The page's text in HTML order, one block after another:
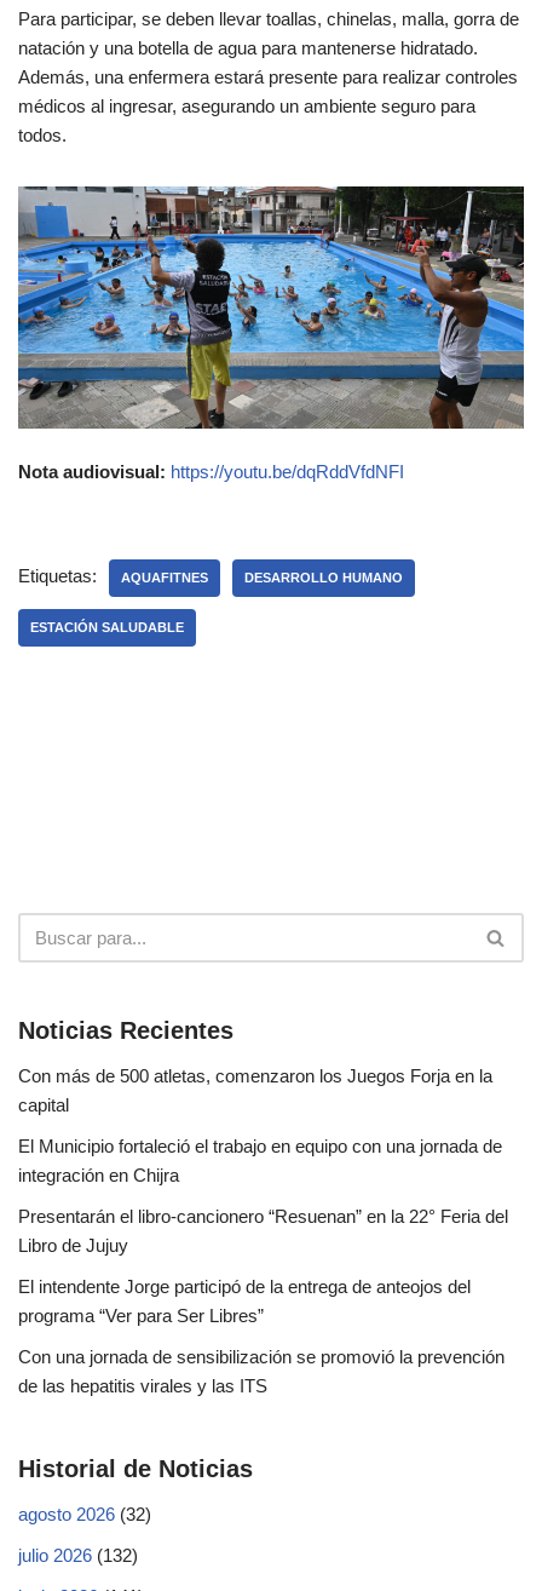
Para participar, se deben llevar toallas, chinelas, malla, gorra de
natación y una botella de agua para mantenerse hidratado.
Además, una enfermera estará presente para realizar controles
médicos al ingresar, asegurando un ambiente seguro para
todos.
Nota audiovisual: https://youtu.be/dqRddVfdNFI
Etiquetas: AQUAFITNES DESARROLLO HUMANO
ESTACIÓN SALUDABLE
Noticias Recientes
Con más de 500 atletas, comenzaron los Juegos Forja en la
capital
El Municipio fortaleció el trabajo en equipo con una jornada de
integración en Chijra
Presentarán el libro-cancionero “Resuenan” en la 22° Feria del
Libro de Jujuy
El intendente Jorge participó de la entrega de anteojos del
programa “Ver para Ser Libres”
Con una jornada de sensibilización se promovió la prevención
de las hepatitis virales y las ITS
Historial de Noticias
agosto 2026 (32)
julio 2026 (132)